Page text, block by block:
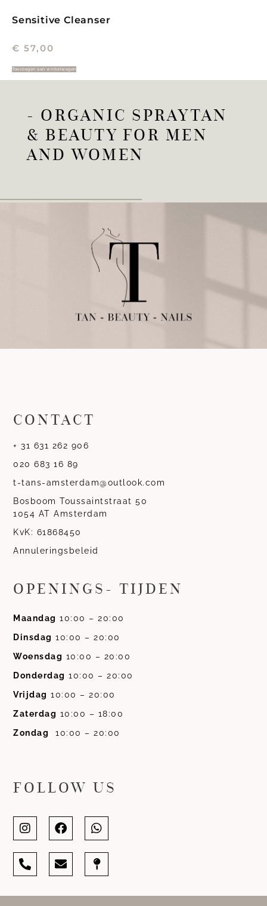
Sensitive Cleanser
€ 57,00
Toevoegen aan winkelwagen
- ORGANIC SPRAYTAN
& BEAUTY FOR MEN
AND WOMEN
CONTACT
+ 31 631 262 906
020 683 16 89
t-tans-amsterdam@outlook.com
Bosboom Toussaintstraat 50
1054 AT Amsterdam
KvK: 61868450
Annuleringsbeleid
OPENINGS- TIJDEN
Maandag 10:00 – 20:00
Dinsdag 10:00 – 20:00
Woensdag 10:00 – 20:00
Donderdag 10:00 – 20:00
Vrijdag 10:00 – 20:00
Zaterdag 10:00 – 18:00
Zondag
10:00 – 20:00
FOLLOW US